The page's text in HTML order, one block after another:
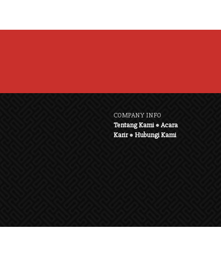
COMPANY INFO
Tentang Kami●Acara
Karir●Hubungi Kami